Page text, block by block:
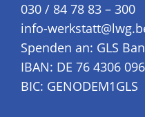
030 / 84 78 83 – 300
info-
Spenden an: GLS
IBAN: DE 76 4306
BIC: GENODEM1GLS